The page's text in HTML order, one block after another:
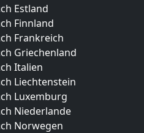
Estland
Finnland
Frankreich
Griechenland
Italien
Liechtenstein
Luxemburg
Niederlande
Norwegen